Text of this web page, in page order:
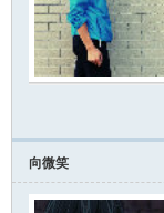
向微笑